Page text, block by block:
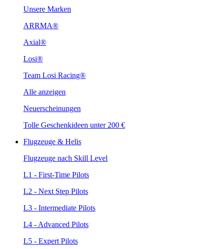
Unsere Marken
ARRMA®
Axial®
Losi®
Team Losi Racing®
Alle anzeigen
Neuerscheinungen
Tolle Geschenkideen unter 200 €
Flugzeuge & Helis
Flugzeuge nach Skill Level
L1 - First-Time Pilots
L2 - Next Step Pilots
L3 - Intermediate Pilots
L4 - Advanced Pilots
L5 - Expert Pilots